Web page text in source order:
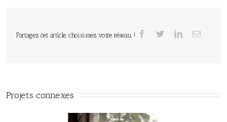
Partagez cet article, choisissez votre réseau !
Projets connexes